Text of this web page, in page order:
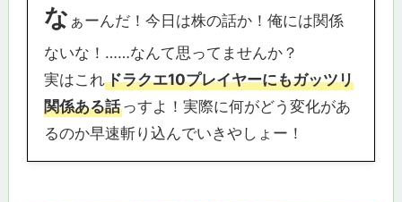
な ぁーんだ！今日は株の話か！俺には関係
ないな！……なんて思ってませんか？
実はこれドラクエ10プレイヤーにもガッツリ
関係ある話っすよ！実際に何がどう変化があ
るのか早速斬り込んでいきやしょー！